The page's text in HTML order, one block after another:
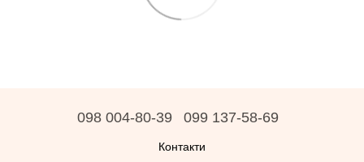
098 004-80-39 099 137-58-69
Контакти